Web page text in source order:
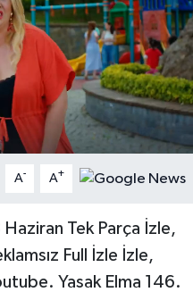
A- A+
Tek Parça İzle,
Full İzle İzle,
Yasak Elma 146.